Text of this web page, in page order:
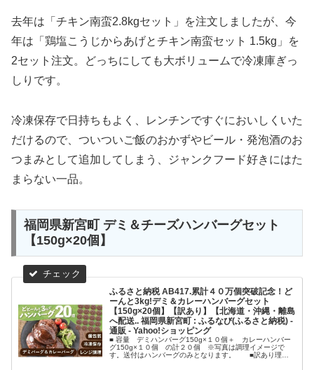
去年は「チキン南蛮2.8kgセット」を注文しましたが、今
年は「鶏塩こうじからあげとチキン南蛮セット 1.5kg」を
2セット注文。どっちにしても大ボリュームで冷凍庫ぎっ
しりです。
冷凍保存で日持ちもよく、レンチンですぐにおいしくいた
だけるので、ついついご飯のおかずやビール・発泡酒のお
つまみとして追加してしまう、ジャンクフード好きにはた
まらない一品。
福岡県新宮町 デミ＆チーズハンバーグセット
【150g×20個】
ふるさと納税 AB417.累計４０万個突破記念！ど
ーんと3kg!デミ＆カレーハンバーグセット
【150g×20個】【訳あり】【北海道・沖縄・離島
へ配送.. 福岡県新宮町 : ふるなび(ふるさと納税) -
通販 - Yahoo!ショッピング
■ 容量 デミハンバーグ150g×１０個＋ カレーハンバー
グ150g×１０個 の計２０個 ※写真は調理イメージで
す。送付はハンバーグのみとなります。 ■訳あり理